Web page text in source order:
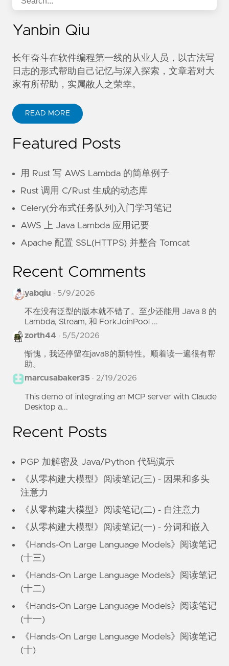
Yanbin Qiu
长年奋斗在软件编程第一线的从业人员，以古法写
日志的形式帮助自己记忆与深入探索，文章若对大
家有所帮助，实属敝人之荣幸。
READ MORE
Featured Posts
用 Rust 写 AWS Lambda 的简单例子
Rust 调用 C/Rust 生成的动态库
Celery(分布式任务队列)入门学习笔记
AWS 上 Java Lambda 应用记要
Apache 配置 SSL(HTTPS) 并整合 Tomcat
Recent Comments
yabqiu · 5/9/2026
不在没有泛型的版本就不错了。至少还能用 Java 8 的
Lambda, Stream, 和 ForkJoinPool ...
zorth44 · 5/5/2026
惭愧，我还停留在java8的新特性。顺着读一遍很有帮
助。
marcusabaker35 · 2/19/2026
This demo of integrating an MCP server with Claude
Desktop a...
Recent Posts
PGP 加解密及 Java/Python 代码演示
《从零构建大模型》阅读笔记(三) - 因果和多头
注意力
《从零构建大模型》阅读笔记(二) - 自注意力
《从零构建大模型》阅读笔记(一) - 分词和嵌入
《Hands-On Large Language Models》阅读笔记
(十三)
《Hands-On Large Language Models》阅读笔记
(十二)
《Hands-On Large Language Models》阅读笔记
(十一)
《Hands-On Large Language Models》阅读笔记
(十)